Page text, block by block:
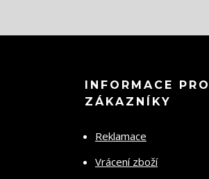
INFORMACE PRO
ZÁKAZNÍKY
Reklamace
Vrácení zboží